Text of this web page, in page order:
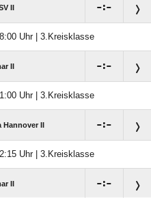
II :
Uhr | 3.Kreisklasse
II :
Uhr | 3.Kreisklasse
II :
Uhr | 3.Kreisklasse
II :